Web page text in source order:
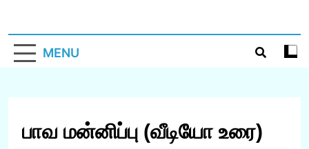
MENU
பாவ மன்னிப்பு (வீடியோ உரை)